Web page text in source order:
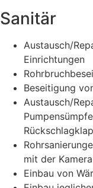
Sanitär
Austausch/
Einrichtungen
Beseitigung
Austausch/
mit der Kamera
Einbau von